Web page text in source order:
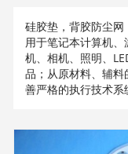
硅胶垫，背胶防尘
用于笔记本计算机
机、相机、照明、
品；从原材料、辅
善严格的执行技术系